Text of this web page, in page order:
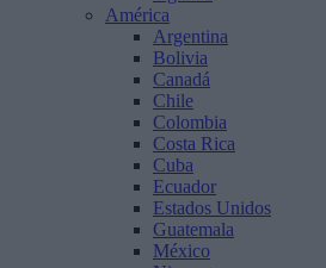
América
Argentina
Bolivia
Canadá
Chile
Colombia
Costa Rica
Cuba
Ecuador
Estados Unidos
Guatemala
México